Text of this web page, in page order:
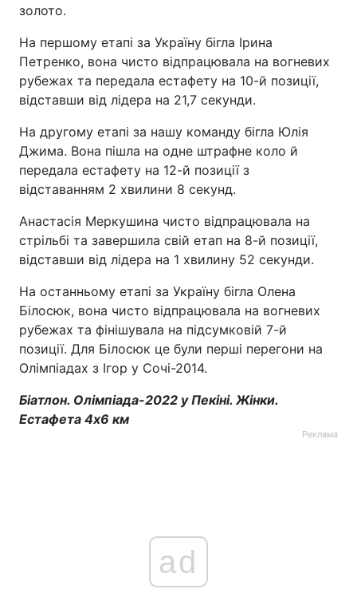
золото.
На першому етапі за Україну бігла Ірина
Петренко, вона чисто відпрацювала на вогневих
рубежах та передала естафету на 10-й позиції,
відставши від лідера на 21,7 секунди.
На другому етапі за нашу команду бігла Юлія
Джима. Вона пішла на одне штрафне коло й
передала естафету на 12-й позиції з
відставанням 2 хвилини 8 секунд.
Анастасія Меркушина чисто відпрацювала на
стрільбі та завершила свій етап на 8-й позиції,
відставши від лідера на 1 хвилину 52 секунди.
На останньому етапі за Україну бігла Олена
Білосюк, вона чисто відпрацювала на вогневих
рубежах та фінішувала на підсумковій 7-й
позиції. Для Білосюк це були перші перегони на
Олімпіадах з Ігор у Сочі-2014.
Біатлон. Олімпіада-2022 у Пекіні. Жінки.
Естафета 4х6 км
Реклама
ad